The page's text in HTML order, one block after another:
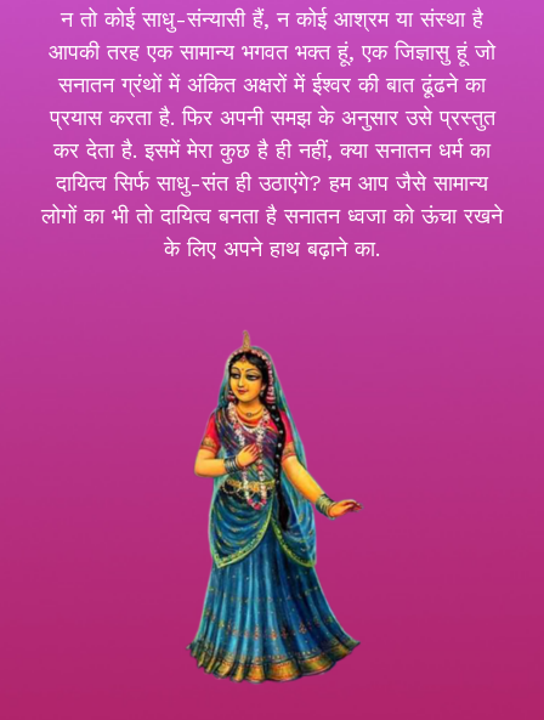
न तो कोई साधु-संन्यासी हैं, न कोई आश्रम या संस्था है
आपकी तरह एक सामान्य भगवत भक्त हूं, एक जिज्ञासु हूं जो
सनातन ग्रंथों में अंकित अक्षरों में ईश्वर की बात ढूंढने का
प्रयास करता है. फिर अपनी समझ के अनुसार उसे प्रस्तुत
कर देता है. इसमें मेरा कुछ है ही नहीं, क्या सनातन धर्म का
दायित्व सिर्फ साधु-संत ही उठाएंगे? हम आप जैसे सामान्य
लोगों का भी तो दायित्व बनता है सनातन ध्वजा को ऊंचा रखने
के लिए अपने हाथ बढ़ाने का.